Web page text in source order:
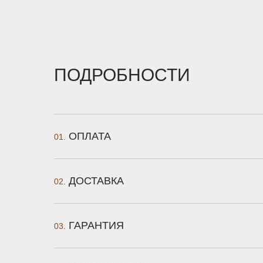
ПОДРОБНОСТИ
01. ОПЛАТА
02. ДОСТАВКА
03. ГАРАНТИЯ